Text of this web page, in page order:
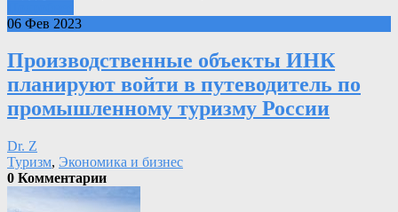
06 Фев 2023
Производственные объекты ИНК
планируют войти в путеводитель по
промышленному туризму России
Dr. Z
Туризм, Экономика и бизнес
0 Комментарии